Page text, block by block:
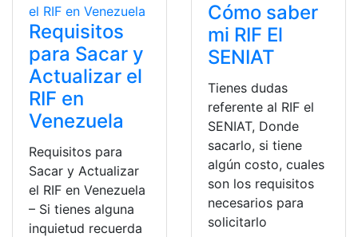
Requisitos
para Sacar y
Actualizar el
RIF en
Venezuela
Requisitos para
Sacar y Actualizar
el RIF en Venezuela
– Si tienes alguna
inquietud recuerda
Cómo saber
mi RIF El
SENIAT
Tienes dudas
referente al RIF el
SENIAT, Donde
sacarlo, si tiene
algún costo, cuales
son los requisitos
necesarios para
solicitarlo